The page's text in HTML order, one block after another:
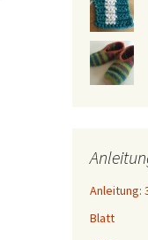
Anleitung:
Blatt